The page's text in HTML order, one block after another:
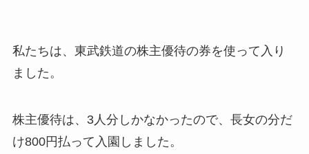
私たちは、東武鉄道の株主優待の券を使って入り
ました。
株主優待は、3人分しかなかったので、長女の分だ
け800円払って入園しました。